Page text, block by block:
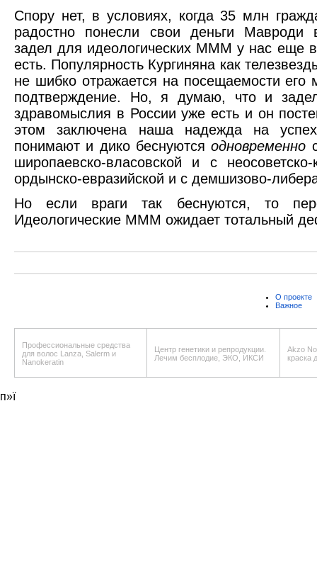
Спору нет, в условиях, когда 35 млн
радостно понесли свои деньги Мавроди
задел для идеологических МММ у нас еще
есть. Популярность Кургиняна как
не шибко отражается на посещаемости его
подтверждение. Но, я думаю, что и
здравомыслия в России уже есть и он
этом заключена наша надежда на
понимают и дико беснуютсяодновременно
широпаевско-власовской и с
ордынско-евразийской и с демшизово-
Но если враги так беснуются, то
Идеологические МММ ожидает тотальный
О проекте
Важное
Профессиональные средства
для волос Lanza, Salerm и
Nanokeratin
Центр генетики и репродукции.
Лечим бесплодие, ЭКО, ИКСИ
Akzo
краска
п»ї